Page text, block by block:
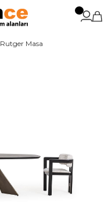
Rutger Masa